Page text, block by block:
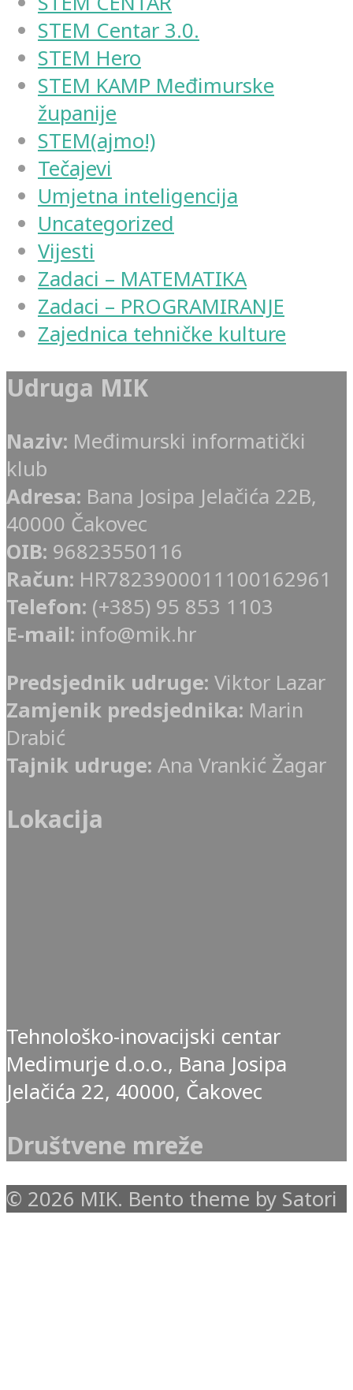
STEM Centar 3.0.
STEM Hero
STEM KAMP Međimurske
županije
STEM(ajmo!)
Tečajevi
Umjetna inteligencija
Uncategorized
Vijesti
Zadaci – MATEMATIKA
Zadaci – PROGRAMIRANJE
Zajednica tehničke kulture
Udruga MIK
Naziv: Međimurski informatički
klub
Adresa: Bana Josipa Jelačića 22B,
40000 Čakovec
OIB: 96823550116
Račun: HR7823900011100162961
Telefon: (+385) 95 853 1103
E-mail: info@mik.hr
Predsjednik udruge: Viktor Lazar
Zamjenik predsjednika: Marin
Drabić
Tajnik udruge: Ana Vrankić Žagar
Lokacija
Tehnološko-inovacijski centar
Medimurje d.o.o., Bana Josipa
Jelačića 22, 40000, Čakovec
Društvene mreže
© 2026 MIK. Bento theme by Satori